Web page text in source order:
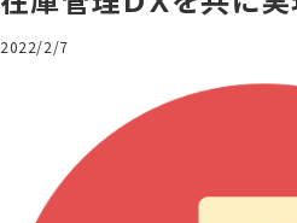
2022/2/7